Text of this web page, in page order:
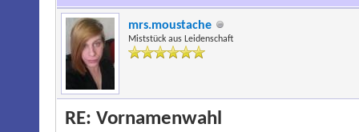
mrs.moustache
Miststück aus Leidenschaft
RE: Vornamenwahl